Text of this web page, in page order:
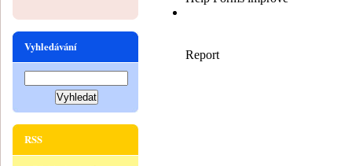
Vyhledávání
RSS